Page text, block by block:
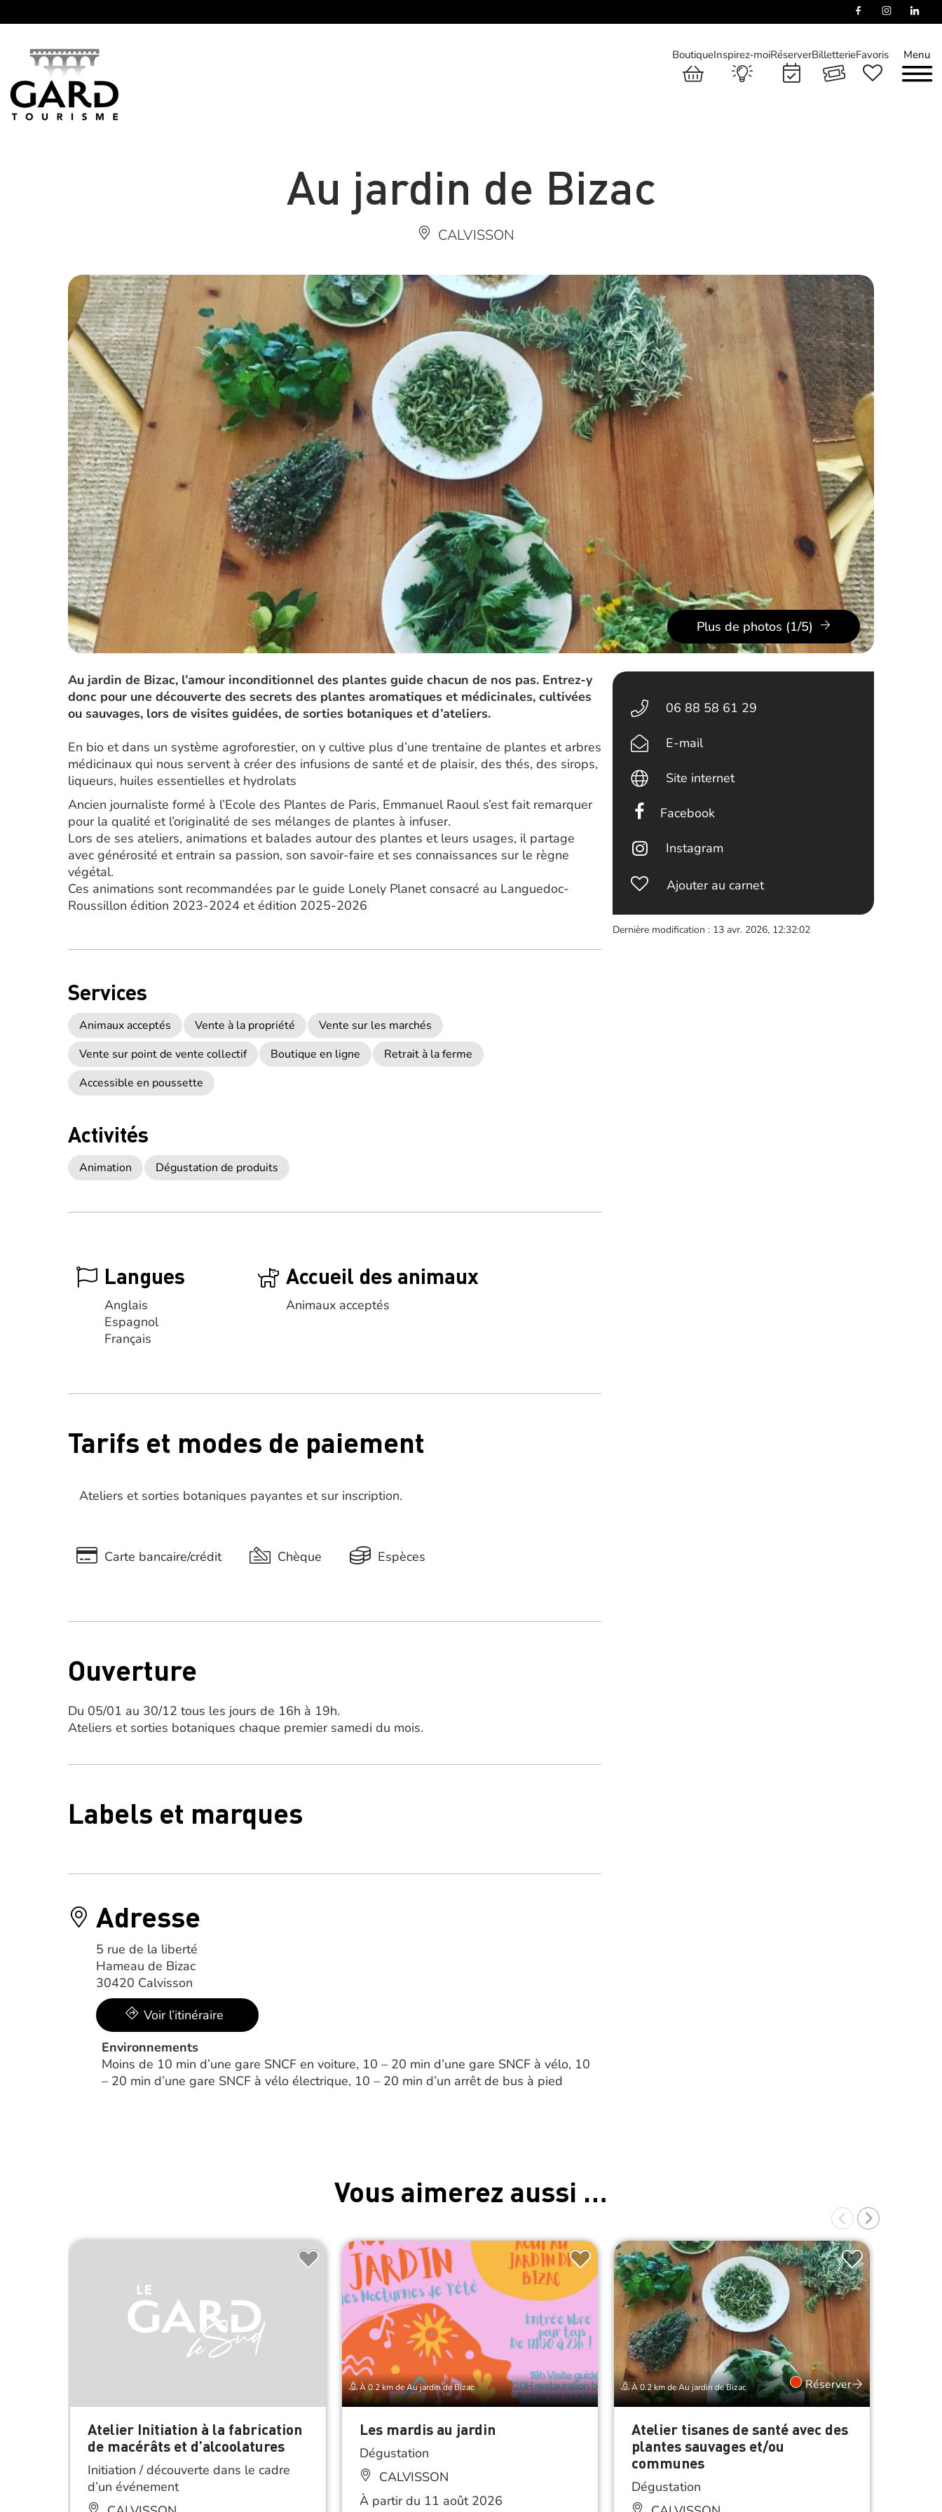
Menu
BoutiqueInspirez-moiRéserverBilletterieFavoris
Au jardin de Bizac
CALVISSON
Plus de photos (1/5)
Au jardin de Bizac, l’amour inconditionnel des plantes guide chacun de nos pas. Entrez-y
donc pour une découverte des secrets des plantes aromatiques et médicinales, cultivées
ou sauvages, lors de visites guidées, de sorties botaniques et d’ateliers.
En bio et dans un système agroforestier, on y cultive plus d’une trentaine de plantes et arbres
médicinaux qui nous servent à créer des infusions de santé et de plaisir, des thés, des sirops,
liqueurs, huiles essentielles et hydrolats
Ancien journaliste formé à l’Ecole des Plantes de Paris, Emmanuel Raoul s’est fait remarquer
pour la qualité et l’originalité de ses mélanges de plantes à infuser.
Lors de ses ateliers, animations et balades autour des plantes et leurs usages, il partage
avec générosité et entrain sa passion, son savoir-faire et ses connaissances sur le règne
végétal.
Ces animations sont recommandées par le guide Lonely Planet consacré au Languedoc-
Roussillon édition 2023-2024 et édition 2025-2026
Services
Animaux acceptés Vente à la propriété
Vente sur les marchés
Vente sur point de vente collectif
Boutique en ligne
Retrait à la ferme
Accessible en poussette
Activités
Animation Dégustation de produits
Langues
Anglais
Espagnol
Français
Accueil des animaux
Animaux acceptés
Tarifs et modes de paiement
Ateliers et sorties botaniques payantes et sur inscription.
Carte bancaire/crédit Chèque Espèces
Ouverture
Du 05/01 au 30/12 tous les jours de 16h à 19h.
Ateliers et sorties botaniques chaque premier samedi du mois.
Labels et marques
Adresse
5 rue de la liberté
Hameau de Bizac
30420 Calvisson
Voir l’itinéraire
Environnements
Moins de 10 min d’une gare SNCF en voiture, 10 – 20 min d’une gare SNCF à vélo, 10
– 20 min d’une gare SNCF à vélo électrique, 10 – 20 min d’un arrêt de bus à pied
06 88 58 61 29
E-mail
Site internet
Facebook
Instagram
Ajouter au carnet
Dernière modification : 13 avr. 2026, 12:32:02
Vous aimerez aussi …
Atelier Initiation à la fabrication
de macérâts et d’alcoolatures
Initiation / découverte dans le cadre
d’un événement
À 0.2 km de Au jardin de Bizac
Les mardis au jardin
Dégustation
CALVISSON
À partir du 11 août 2026
À 0.2 km de Au jardin de Bizac Réserver
Atelier tisanes de santé avec des
plantes sauvages et/ou
communes
Dégustation